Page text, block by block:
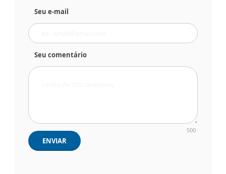
Seu e-mail
Seu comentário
500
ENVIAR